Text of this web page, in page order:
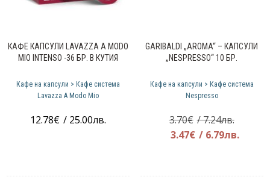
КАФЕ КАПСУЛИ LAVAZZA A MODO
MIO INTENSO -36 БР. В КУТИЯ
Кафе на капсули > Кафе система
Lavazza A Modo Mio
12.78€ / 25.00лв.
GARIBALDI „AROMA“ – КАПСУЛИ
„NESPRESSO“ 10 БР.
Кафе на капсули > Кафе система
Nespresso
3.70€ / 7.24лв.Original
price
3.47€ / 6.79лв.
3.47€.